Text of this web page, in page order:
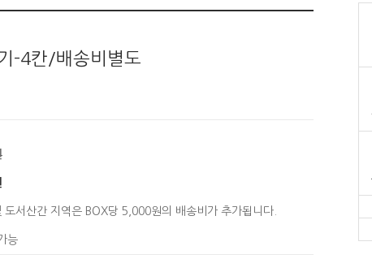
-4칸/배송비별도
도서산간 지역은 BOX당 5,000원의 배송비가 추가됩니다.
능